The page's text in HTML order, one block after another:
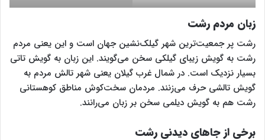
زبان مردم رشت
رشت پر جمعیت‌ترین شهر گیلک‌نشین جهان است و این یعنی مردم
رشت به گویش زیبای گیلکی سخن می‌گویند. این زبان به گویش تاتی
بسیار نزدیک است. در شمال غرب گیلان یعنی شهر تالش مردم به
گویش تالشی حرف می‌زنند. مردمان سخت‌کوش مناطق کوهستانی
رشت هم به گویش دیلمی سخن بر زبان می‌رانند‌.
برخی از جاهای دیدنی رشت